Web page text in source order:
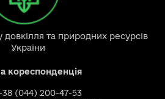
довкілля та природних ресурсів
України
кореспонденція
(044) 200-47-53